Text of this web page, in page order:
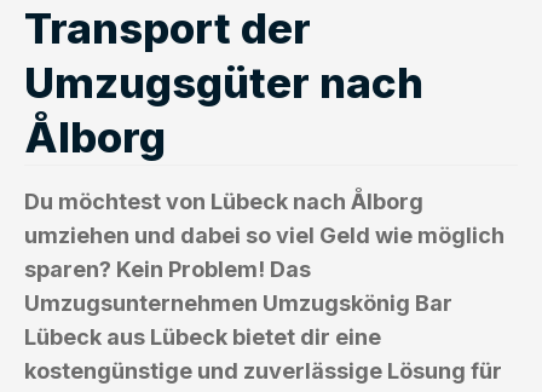
Transport der
Umzugsgüter nach
Ålborg
Du möchtest von Lübeck nach Ålborg
umziehen und dabei so viel Geld wie möglich
sparen? Kein Problem! Das
Umzugsunternehmen Umzugskönig Bar
Lübeck aus Lübeck bietet dir eine
kostengünstige und zuverlässige Lösung für